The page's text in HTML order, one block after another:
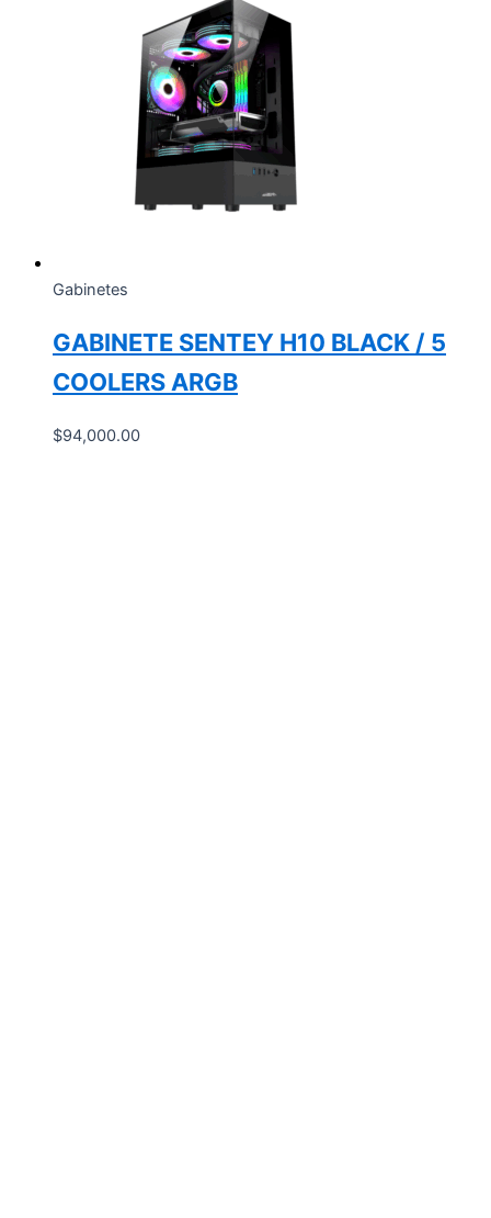
Gabinetes
GABINETE SENTEY H10 BLACK / 5
COOLERS ARGB
$94,000.00